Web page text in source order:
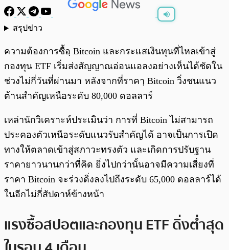
สรุปข่าว
ความต้องการซื้อฺ Bitcoin และกระแสเงินทุนที่ไหลเข้าสู่
กองทุน ETF เริ่มส่งสัญญาณอ่อนแอลงอย่างเห็นได้ชัดใน
ช่วงไม่กี่วันที่ผ่านมา หลังจากที่ราคาฺ Bitcoin วิ่งชนแนว
ต้านสำคัญเหนือระดับ 80,000 ดอลลาร์
เหล่านักวิเคราะห์ประเมินว่า การที่ Bitcoin ไม่สามารถ
ประคองตัวเหนือระดับแนวรับสำคัญได้ อาจเป็นการเปิด
ทางให้ตลาดเข้าสู่สภาวะทรงตัว และเกิดการปรับฐาน
ราคายาวนานกว่าที่คิด ยิ่งไปกว่านั้นอาจมีความเสี่ยงที่
ราคา Bitcoin จะร่วงดิ่งลงไปถึงระดับ 65,000 ดอลลาร์ได้
ในอีกไม่กี่สัปดาห์ข้างหน้า
แรงซื้อสปอตและกองทุน ETF ดิ่งต่ำสุด